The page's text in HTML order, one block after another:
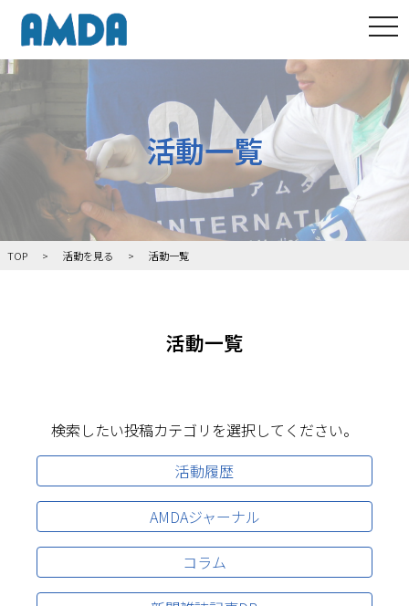
活動一覧
TOP 活動を見る 活動一覧
活動一覧
検索したい投稿カテゴリを選択してください。
活動履歴
AMDAジャーナル
コラム